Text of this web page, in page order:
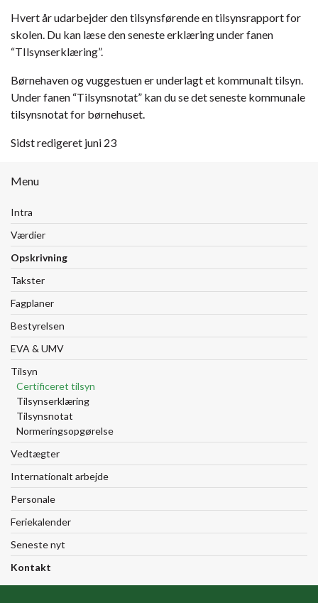
Menu
Intra
Værdier
Opskrivning
Takster
Fagplaner
Bestyrelsen
EVA & UMV
Tilsyn
Certificeret tilsyn
Tilsynserklæring
Tilsynsnotat
Normeringsopgørelse
Vedtægter
Internationalt arbejde
Personale
Feriekalender
Seneste nyt
Kontakt
Hvert år udarbejder den tilsynsførende en tilsynsrapport for
skolen. Du kan læse den seneste erklæring under fanen
“TIlsynserklæring”.
Børnehaven og vuggestuen er underlagt et kommunalt tilsyn.
Under fanen “Tilsynsnotat” kan du se det seneste kommunale
tilsynsnotat for børnehuset.
Sidst redigeret juni 23